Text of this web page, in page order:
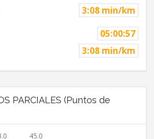
3:08 min/km
05:00:57
3:08 min/km
PARCIALES (Puntos de
45.0